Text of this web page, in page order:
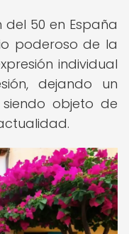
50 en España
poderoso de la
individual
dejando un
objeto de